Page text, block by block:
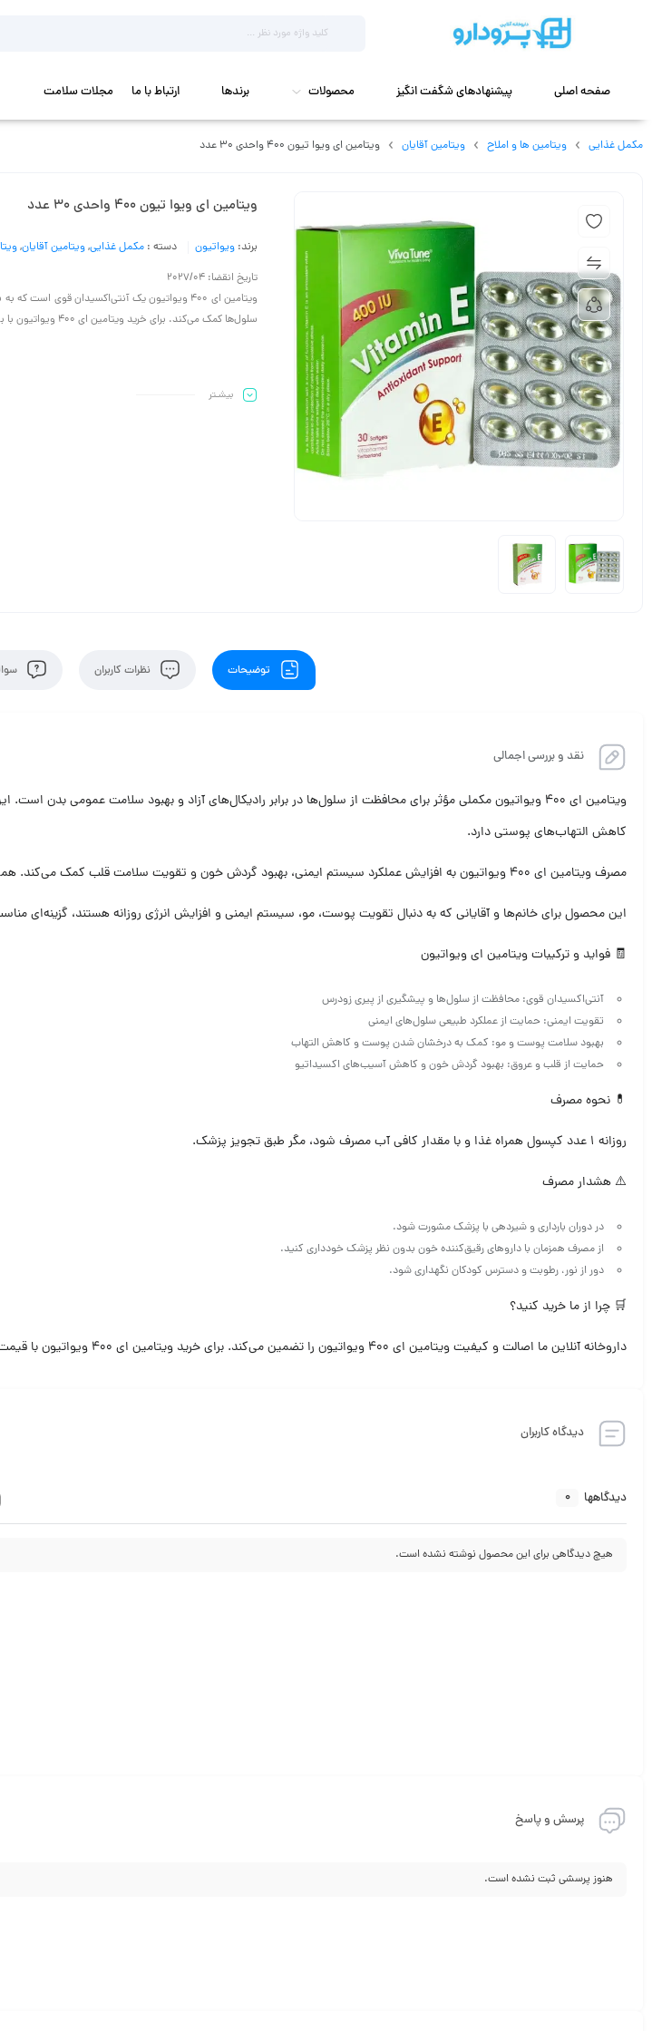
صفحه اصلی پیشنهادهای شگفت انگیز محصولات برندها ارتباط با ما مجلات سلامت
مکمل غذایی ویتامین ها و املاح ویتامین آقایان ویتامین ای ویوا تیون 400 واحدی 30 عدد
ویتامین ای ویوا تیون 400 واحدی 30 عدد
برند: ویواتیون دسته : مکمل غذایی,ویتامین آقایان,
تاریخ انقضا: 2027/04
ویتامین ای 400 ویواتیون یک آنتی‌اکسیدان
سلول‌ها کمک می‌کند. برای خرید ویتامین ای 400 ویواتیون با بهترین قیمت، از داروخانه آنلاین ما سفارش دهید.
بیشـتر
توضیحات نظرات کاربران
نقد و بررسی اجمالی
ویتامین ای 400 ویواتیون مکملی مؤثر برای محافظت از سلول‌ها در برابر رادیکال‌های آزاد و بهبود سلامت
کاهش التهاب‌های پوستی دارد.
مصرف ویتامین ای 400 ویواتیون به افزایش عملکرد سیستم ایمنی، بهبود گردش خون و تقویت سلامت قلب کمک می‌کند. همچنین این مکمل در کاهش آسیب‌های ناشی از استرس، آلودگی و اشعه UV نقش حمایتی دارد.
این محصول برای خانم‌ها و آقایانی که به دنبال تقویت پوست، مو، سیستم ایمنی و افزایش انرژی روزانه هستند، گزینه‌ای
🧾 فواید و ترکیبات ویتامین ای ویواتیون
آنتی‌اکسیدان قوی: محافظت از سلول‌ها و پیشگیری از پیری زودرس
تقویت ایمنی: حمایت از عملکرد طبیعی سلول‌های ایمنی
بهبود سلامت پوست و مو: کمک به درخشان شدن پوست و کاهش التهاب
حمایت از قلب و عروق: بهبود گردش خون و کاهش آسیب‌های اکسیداتیو
💊 نحوه مصرف
روزانه ۱ عدد کپسول همراه غذا و با مقدار کافی آب مصرف شود، مگر طبق تجویز پزشک.
⚠️ هشدار مصرف
در دوران بارداری و شیردهی با پزشک مشورت شود.
از مصرف همزمان با داروهای رقیق‌کننده خون بدون نظر پزشک خودداری کنید.
دور از نور، رطوبت و دسترس کودکان نگهداری شود.
🛒 چرا از ما خرید کنید؟
داروخانه آنلاین ما اصالت و کیفیت ویتامین ای 400 ویواتیون را تضمین می‌کند. برای خرید ویتامین ای 400 ویواتیون با قیمت مناسب و ارسال سریع، همین حالا سفارش خود را ثبت کنید.
دیدگاه کاربران
دیدگاهها 0
هیچ دیدگاهی برای این محصول نوشته نشده است.
پرسش و پاسخ
هنوز پرسشی ثبت نشده است.